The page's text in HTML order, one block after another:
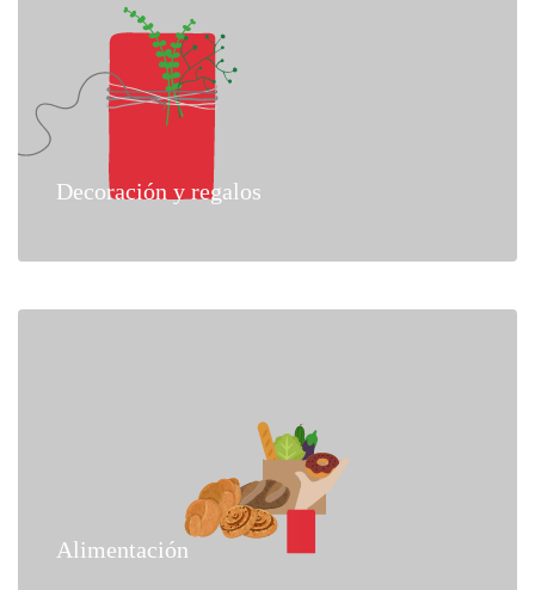
Decoración y regalos
Alimentación